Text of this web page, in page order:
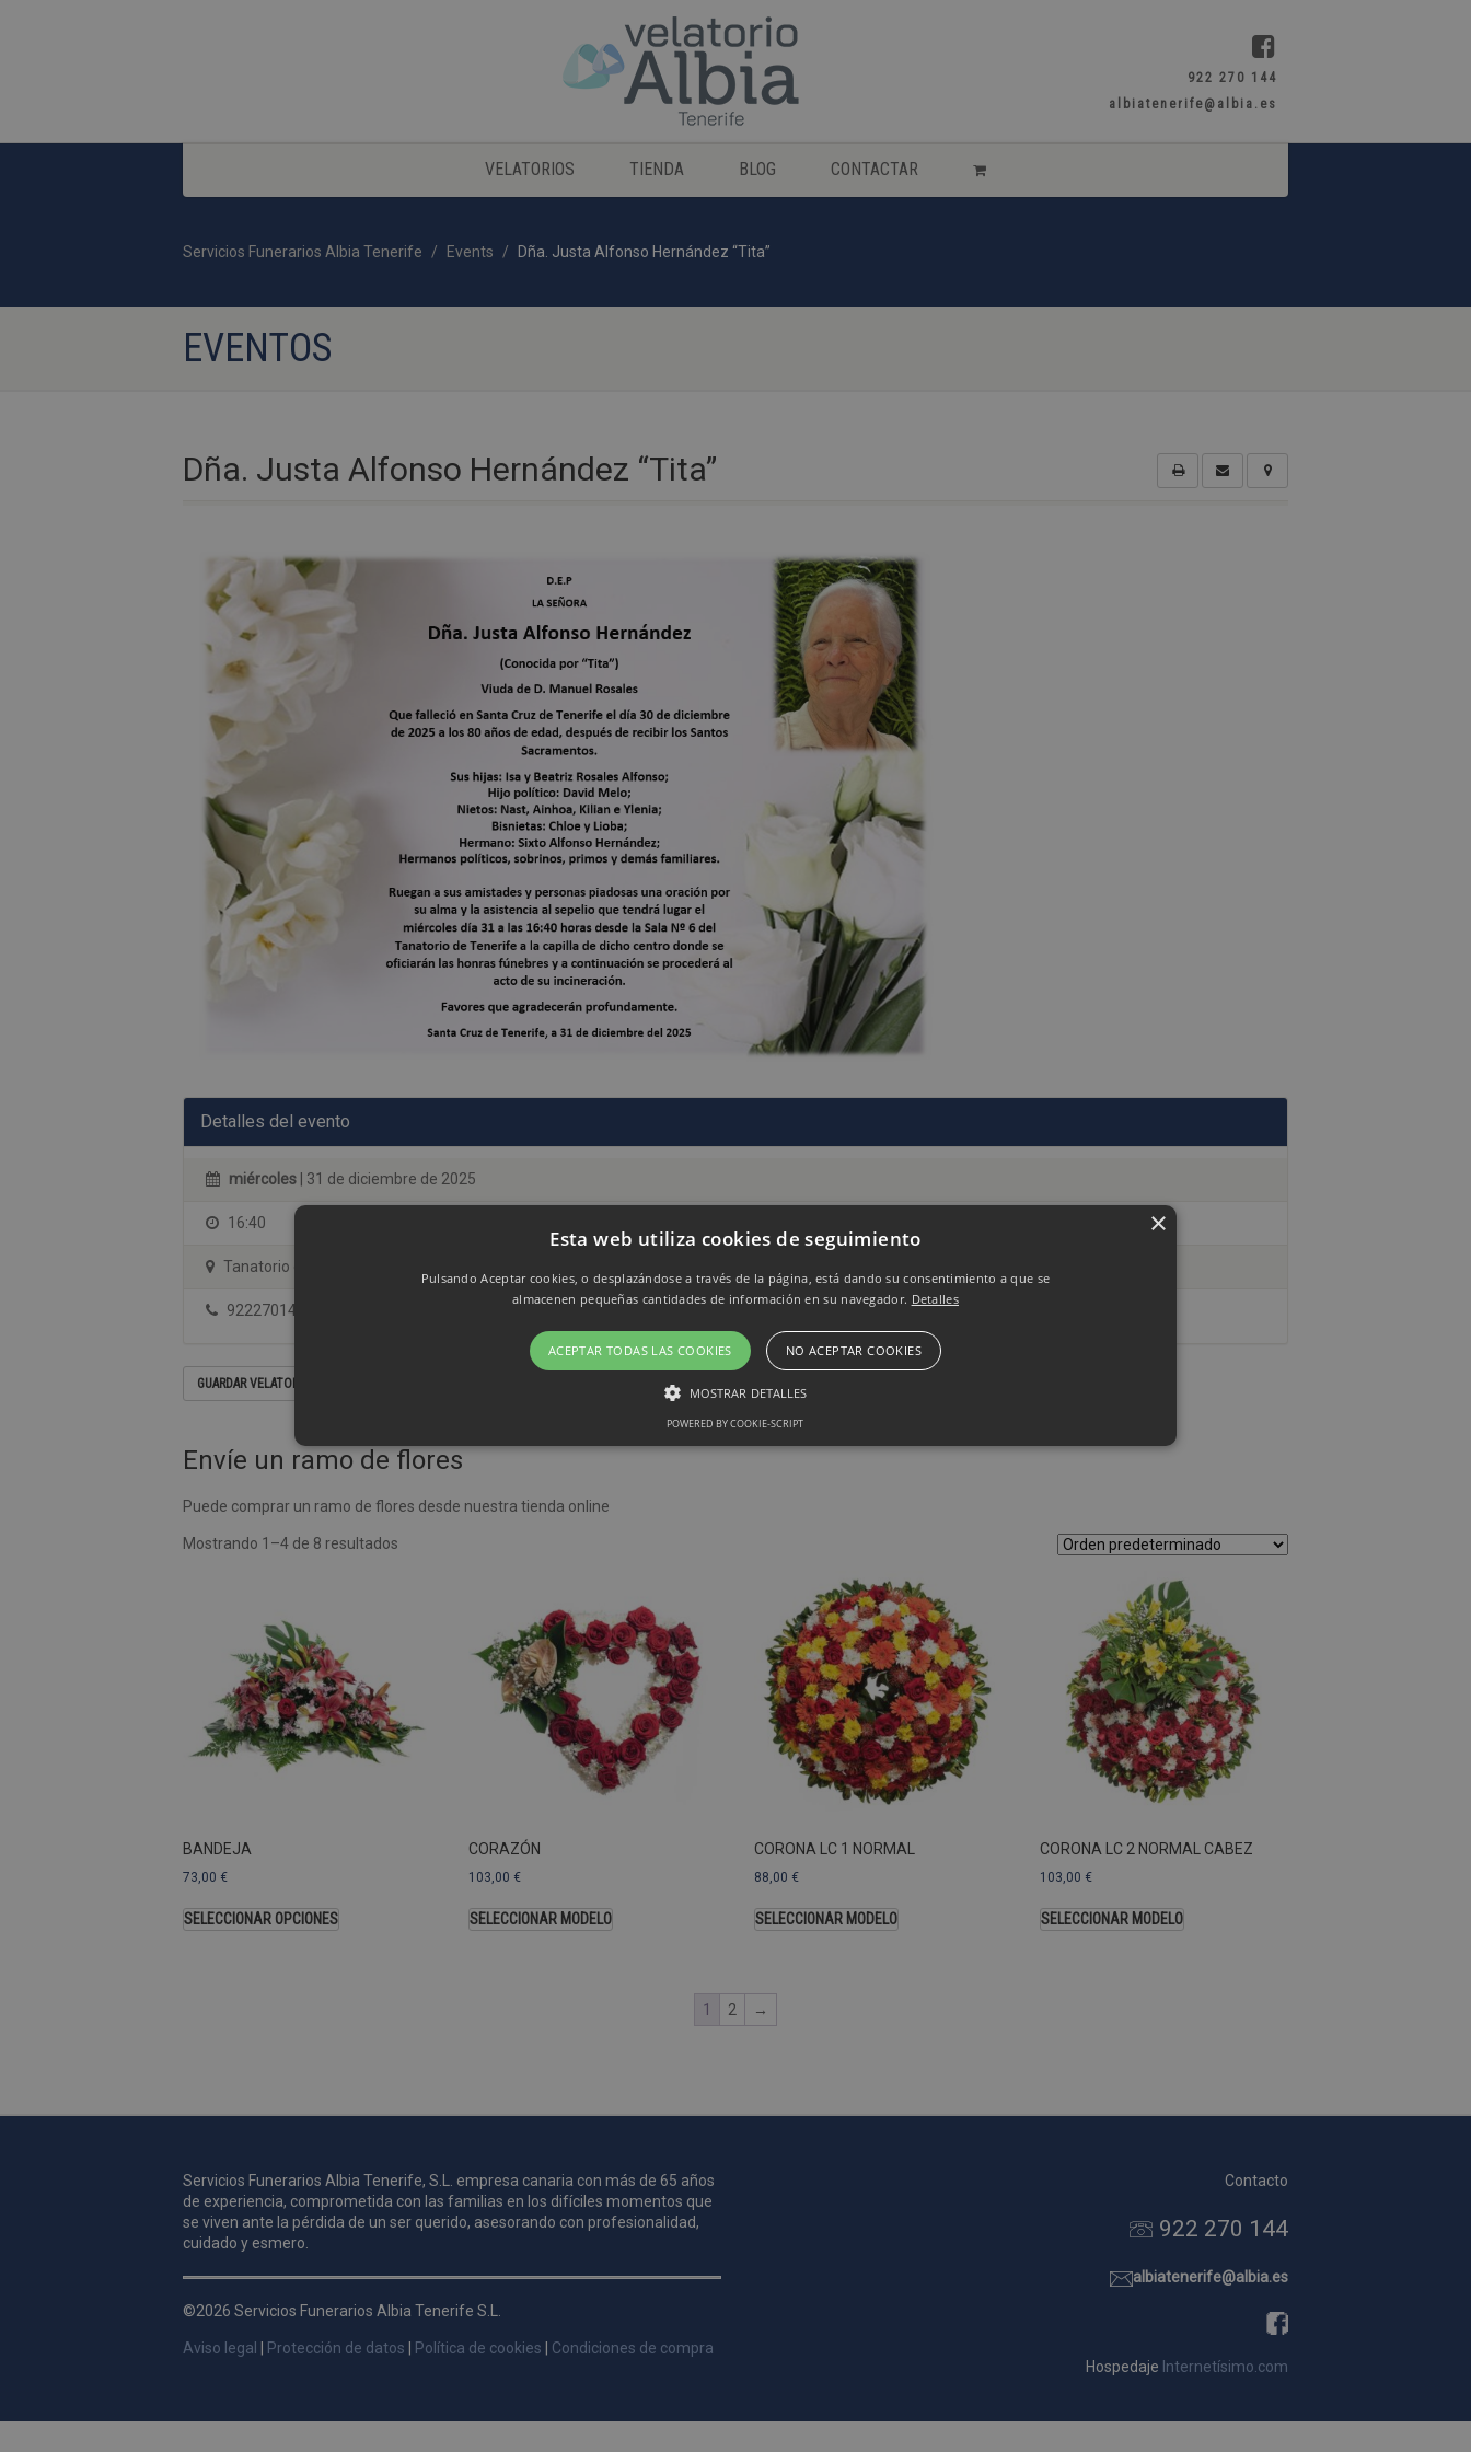
922 270 144
albiatenerife@albia.es
VELATORIOS TIENDA BLOG CONTACTAR
Servicios Funerarios Albia Tenerife Events Dña. Justa Alfonso Hernández “Tita”
EVENTOS
Dña. Justa Alfonso Hernández “Tita”
Detalles del evento
miércoles | 31 de diciembre de 2025
16:40
Tanatorio de Tenerife (Servisa) - sala 6
922270144
GUARDAR VELATORIO EN SU CALENDARIO
Envíe un ramo de flores
Puede comprar un ramo de flores desde nuestra tienda online
Mostrando 1–4 de 8 resultados
BANDEJA
73,00 €
SELECCIONAR OPCIONES
CORAZÓN
103,00 €
SELECCIONAR MODELO
CORONA LC 1 NORMAL
88,00 €
SELECCIONAR MODELO
CORONA LC 2 NORMAL CABEZ
103,00 €
SELECCIONAR MODELO
1 2 →
Servicios Funerarios Albia Tenerife, S.L. empresa canaria con más de 65 años
de experiencia, comprometida con las familias en los difíciles momentos que
se viven ante la pérdida de un ser querido, asesorando con profesionalidad,
cuidado y esmero.
©2026 Servicios Funerarios Albia Tenerife S.L.
Aviso legal | Protección de datos | Política de cookies | Condiciones de compra
Contacto
922 270 144
albiatenerife@albia.es
Hospedaje Internetísimo.com
Esta web utiliza cookies de seguimiento
Pulsando Aceptar cookies, o desplazándose a través de la página, está dando su consentimiento a que se
almacenen pequeñas cantidades de información en su navegador. Detalles
ACEPTAR TODAS LAS COOKIES NO ACEPTAR COOKIES
MOSTRAR DETALLES
Las cookies de rendimiento se utilizan para ver cómo los visitantes usan el sitio web, por ejemplo. cookies analíticas Esas cookies no se pueden
usar para identificar directamente a cierto visitante.
Este nombre de cookie está asociado con Google Universal Analytics, que es
una actualización significativa del servicio de análisis de Google más utilizado.
Esta cookie se utiliza para distinguir usuarios únicos asignando un número
generado aleatoriamente como identificador de cliente. Se incluye en cada
solicitud de página de un sitio y se utiliza para calcular los datos de visitantes,
sesiones y campañas para los informes de análisis de sitios. De forma
predeterminada, caduca después de 2 años, aunque los propietarios de sitios
web pueden personalizarlo.
Dominio Vencimiento
POWERED BY COOKIE-SCRIPT
×